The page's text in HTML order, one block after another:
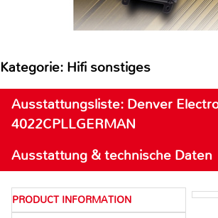
Kategorie: Hifi sonstiges
Ausstattungsliste: Denver
4022CPLLGERMAN
Ausstattung & technische Daten
PRODUCT INFORMATION